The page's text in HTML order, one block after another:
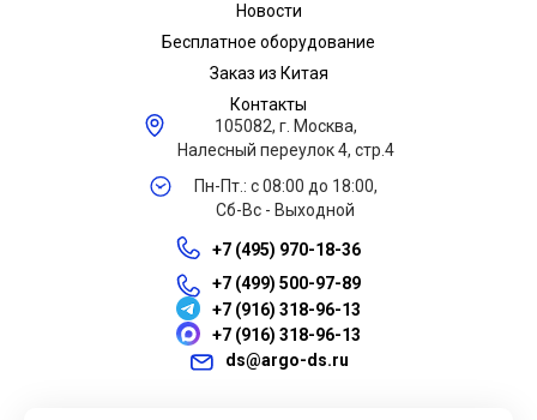
Новости
Бесплатное оборудование
Заказ из Китая
Контакты
105082, г. Москва,
Налесный переулок 4, стр.4
Пн-Пт.: с 08:00 до 18:00,
Сб-Вс - Выходной
+7 (495) 970-18-36
+7 (499) 500-97-89
+7 (916) 318-96-13
+7 (916) 318-96-13
ds@argo-ds.ru